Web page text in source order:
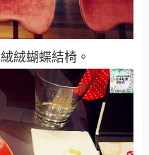
絨蝴蝶結椅。